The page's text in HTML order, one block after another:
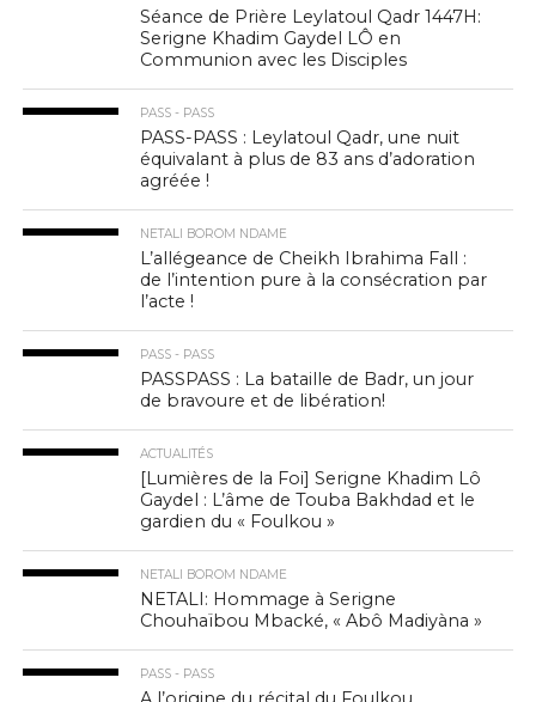
Séance de Prière Leylatoul Qadr 1447H:
Serigne Khadim Gaydel LÔ en
Communion avec les Disciples
PASS - PASS
PASS-PASS : Leylatoul Qadr, une nuit
équivalant à plus de 83 ans d’adoration
agréée !
NETALI BOROM NDAME
L’allégeance de Cheikh Ibrahima Fall :
de l’intention pure à la consécration par
l’acte !
PASS - PASS
PASSPASS : La bataille de Badr, un jour
de bravoure et de libération!
ACTUALITÉS
[Lumières de la Foi] Serigne Khadim Lô
Gaydel : L’âme de Touba Bakhdad et le
gardien du « Foulkou »
NETALI BOROM NDAME
NETALI: Hommage à Serigne
Chouhaïbou Mbacké, « Abô Madiyàna »
PASS - PASS